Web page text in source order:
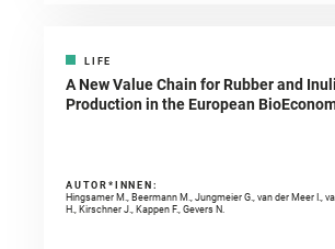
LIFE
A New Value Chain for Rubber and
Production in the European
AUTOR*INNEN:
Hingsamer M., Beermann M., Jungmeier G., van der Meer I.,
H., Kirschner J., Kappen F., Gevers N.